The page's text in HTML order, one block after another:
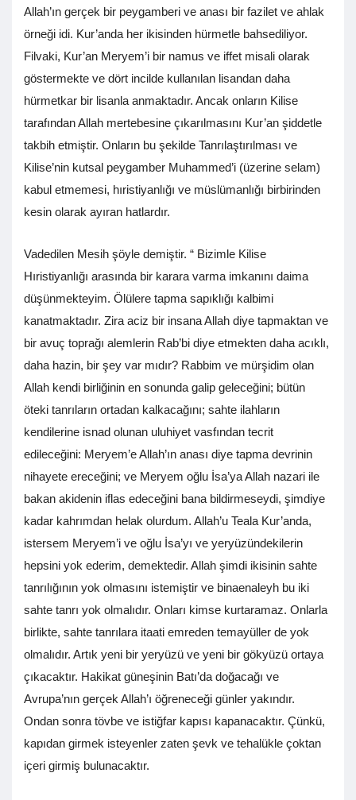
Allah’ın gerçek bir peygamberi ve anası bir fazilet ve ahlak
örneği idi. Kur’anda her ikisinden hürmetle bahsediliyor.
Filvaki, Kur’an Meryem’i bir namus ve iffet misali olarak
göstermekte ve dört incilde kullanılan lisandan daha
hürmetkar bir lisanla anmaktadır. Ancak onların Kilise
tarafından Allah mertebesine çıkarılmasını Kur’an şiddetle
takbih etmiştir. Onların bu şekilde Tanrılaştırılması ve
Kilise’nin kutsal peygamber Muhammed’i (üzerine selam)
kabul etmemesi, hıristiyanlığı ve müslümanlığı birbirinden
kesin olarak ayıran hatlardır.
Vadedilen Mesih şöyle demiştir. “ Bizimle Kilise
Hıristiyanlığı arasında bir karara varma imkanını daima
düşünmekteyim. Ölülere tapma sapıklığı kalbimi
kanatmaktadır. Zira aciz bir insana Allah diye tapmaktan ve
bir avuç toprağı alemlerin Rab’bi diye etmekten daha acıklı,
daha hazin, bir şey var mıdır? Rabbim ve mürşidim olan
Allah kendi birliğinin en sonunda galip geleceğini; bütün
öteki tanrıların ortadan kalkacağını; sahte ilahların
kendilerine isnad olunan uluhiyet vasfından tecrit
edileceğini: Meryem’e Allah’ın anası diye tapma devrinin
nihayete ereceğini; ve Meryem oğlu İsa’ya Allah nazari ile
bakan akidenin iflas edeceğini bana bildirmeseydi, şimdiye
kadar kahrımdan helak olurdum. Allah’u Teala Kur’anda,
istersem Meryem’i ve oğlu İsa’yı ve yeryüzündekilerin
hepsini yok ederim, demektedir. Allah şimdi ikisinin sahte
tanrılığının yok olmasını istemiştir ve binaenaleyh bu iki
sahte tanrı yok olmalıdır. Onları kimse kurtaramaz. Onlarla
birlikte, sahte tanrılara itaati emreden temayüller de yok
olmalıdır. Artık yeni bir yeryüzü ve yeni bir gökyüzü ortaya
çıkacaktır. Hakikat güneşinin Batı’da doğacağı ve
Avrupa’nın gerçek Allah’ı öğreneceği günler yakındır.
Ondan sonra tövbe ve istiğfar kapısı kapanacaktır. Çünkü,
kapıdan girmek isteyenler zaten şevk ve tehalükle çoktan
içeri girmiş bulunacaktır.